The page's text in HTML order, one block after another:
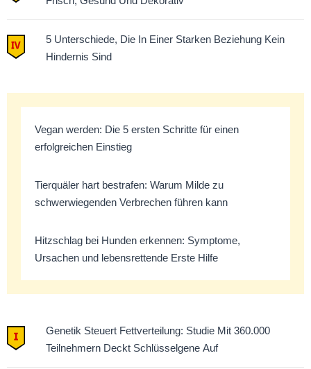
5 Unterschiede, Die In Einer Starken Beziehung Kein
Hindernis Sind
Vegan werden: Die 5 ersten Schritte für einen
erfolgreichen Einstieg
Tierquäler hart bestrafen: Warum Milde zu
schwerwiegenden Verbrechen führen kann
Hitzschlag bei Hunden erkennen: Symptome,
Ursachen und lebensrettende Erste Hilfe
Genetik Steuert Fettverteilung: Studie Mit 360.000
Teilnehmern Deckt Schlüsselgene Auf